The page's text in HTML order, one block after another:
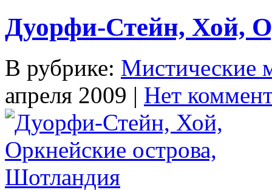
Дуорфи-Стейн, Хой,
В рубрике: Мистические
апреля 2009 | Нет